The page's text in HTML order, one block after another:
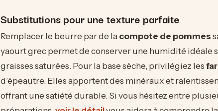
Substitutions pour une texture parfaite
Remplacer le beurre par de la compote de pommes
yaourt grec permet de conserver une humidité idéale
graisses saturées. Pour la base sèche, privilégiez les
d’épeautre. Elles apportent des minéraux et
offrant une satiété durable. Si vous hésitez entre